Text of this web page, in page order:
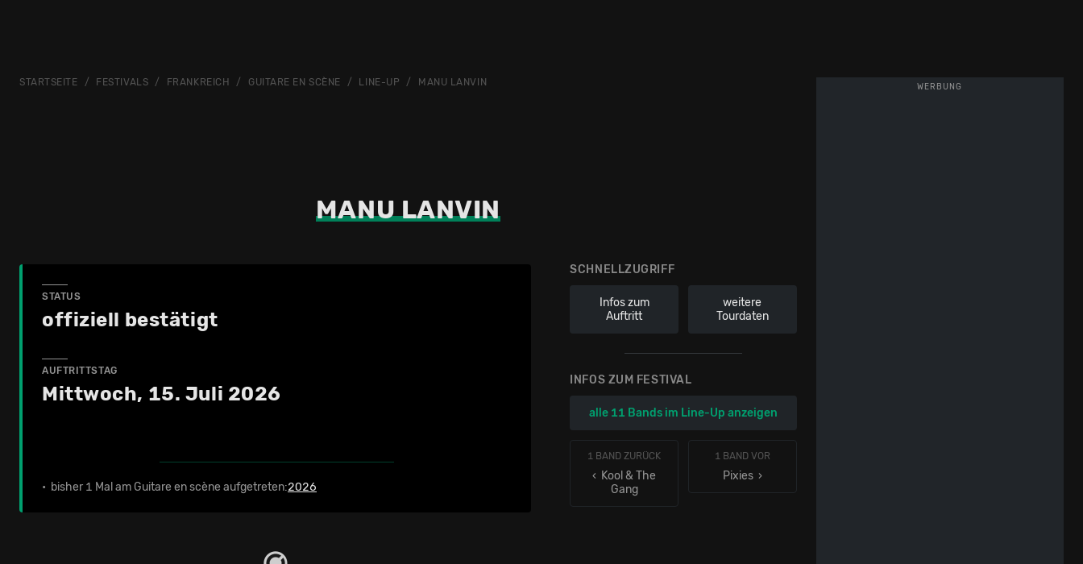
WERBUNG
STARTSEITE FESTIVALS FRANKREICH GUITARE EN SCÈNE LINE-UP MANU LANVIN
MANU LANVIN
SCHNELLZUGRIFF
Infos zum
Auftritt
weitere
Tourdaten
INFOS ZUM FESTIVAL
alle 11 Bands im Line-Up anzeigen
1 BAND ZURÜCK
‹ Kool & The
Gang
1 BAND VOR
Pixies
STATUS
offiziell bestätigt
AUFTRITTSTAG
Mittwoch, 15. Juli 2026
• bisher 1 Mal am Guitare en scène aufgetreten:2026